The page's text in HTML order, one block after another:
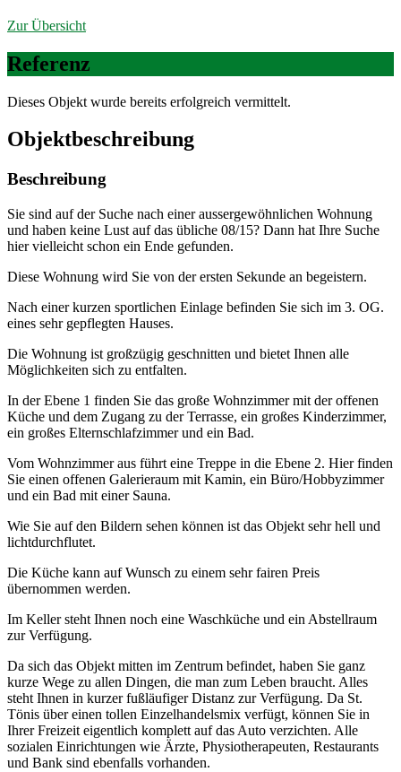
Zur Übersicht
Referenz
Dieses Objekt wurde bereits erfolgreich vermittelt.
Objekt­beschreibung
Beschreibung
Sie sind auf der Suche nach einer aussergewöhnlichen Wohnung
und haben keine Lust auf das übliche 08/15? Dann hat Ihre Suche
hier vielleicht schon ein Ende gefunden.
Diese Wohnung wird Sie von der ersten Sekunde an begeistern.
Nach einer kurzen sportlichen Einlage befinden Sie sich im 3. OG.
eines sehr gepflegten Hauses.
Die Wohnung ist großzügig geschnitten und bietet Ihnen alle
Möglichkeiten sich zu entfalten.
In der Ebene 1 finden Sie das große Wohnzimmer mit der offenen
Küche und dem Zugang zu der Terrasse, ein großes Kinderzimmer,
ein großes Elternschlafzimmer und ein Bad.
Vom Wohnzimmer aus führt eine Treppe in die Ebene 2. Hier finden
Sie einen offenen Galerieraum mit Kamin, ein Büro/Hobbyzimmer
und ein Bad mit einer Sauna.
Wie Sie auf den Bildern sehen können ist das Objekt sehr hell und
lichtdurchflutet.
Die Küche kann auf Wunsch zu einem sehr fairen Preis
übernommen werden.
Im Keller steht Ihnen noch eine Waschküche und ein Abstellraum
zur Verfügung.
Da sich das Objekt mitten im Zentrum befindet, haben Sie ganz
kurze Wege zu allen Dingen, die man zum Leben braucht. Alles
steht Ihnen in kurzer fußläufiger Distanz zur Verfügung. Da St.
Tönis über einen tollen Einzelhandelsmix verfügt, können Sie in
Ihrer Freizeit eigentlich komplett auf das Auto verzichten. Alle
sozialen Einrichtungen wie Ärzte, Physiotherapeuten, Restaurants
und Bank sind ebenfalls vorhanden.